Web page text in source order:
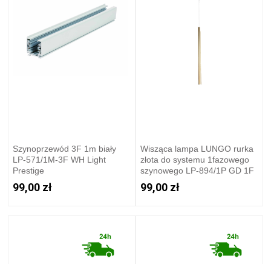
Szynoprzewód 3F 1m biały
LP-571/1M-3F WH Light
Prestige
99,00 zł
Wisząca lampa LUNGO rurka
złota do systemu 1fazowego
szynowego LP-894/1P GD 1F
Light Prestige
99,00 zł